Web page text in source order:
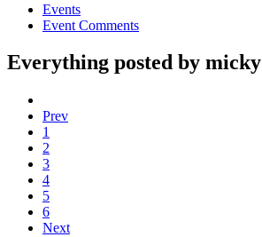
Events
Event Comments
Everything posted by micky
Prev
1
2
3
4
5
6
Next